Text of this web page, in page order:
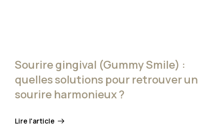
Sourire gingival (Gummy Smile) :
quelles solutions pour retrouver un
sourire harmonieux ?
Lire l'article